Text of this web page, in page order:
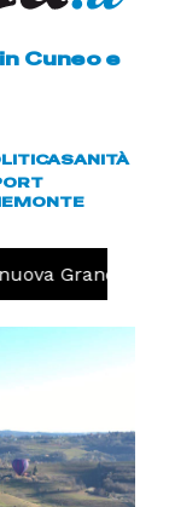
Cuneo e
SANITÀ
Granda Volley